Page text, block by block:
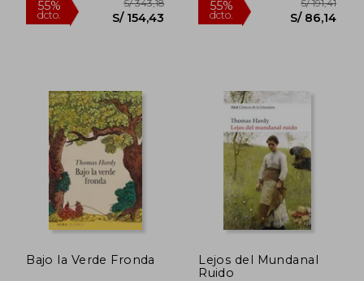
55% S/ 343,18 55%
Bajo la Verde Fronda
Lejos del Mundanal
Ruido